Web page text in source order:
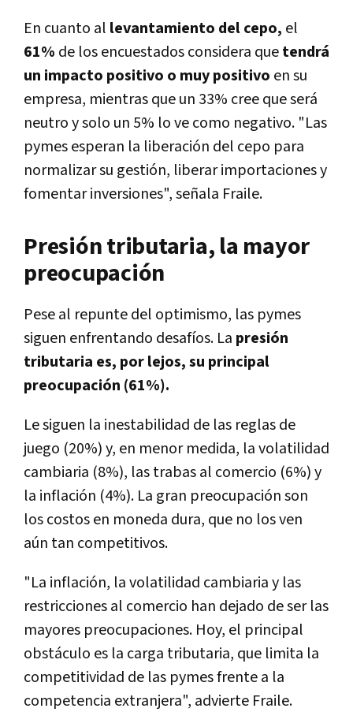
En cuanto al levantamiento del cepo, el
61% de los encuestados considera quetendrá
un impacto positivo o muy positivo en su
empresa, mientras que un 33% cree que será
neutro y solo un 5% lo ve como negativo. "Las
pymes esperan la liberación del cepo para
normalizar su gestión, liberar importaciones y
fomentar inversiones", señala Fraile.
Presión tributaria, la mayor
preocupación
Pese al repunte del optimismo, las pymes
siguen enfrentando desafíos. La presión
tributaria es, por lejos, su principal
preocupación (61%).
Le siguen la inestabilidad de las reglas de
juego (20%) y, en menor medida, la volatilidad
cambiaria (8%), las trabas al comercio (6%) y
la inflación (4%). La gran preocupación son
los costos en moneda dura, que no los ven
aún tan competitivos.
"La inflación, la volatilidad cambiaria y las
restricciones al comercio han dejado de ser las
mayores preocupaciones. Hoy, el principal
obstáculo es la carga tributaria, que limita la
competitividad de las pymes frente a la
competencia extranjera", advierte Fraile.